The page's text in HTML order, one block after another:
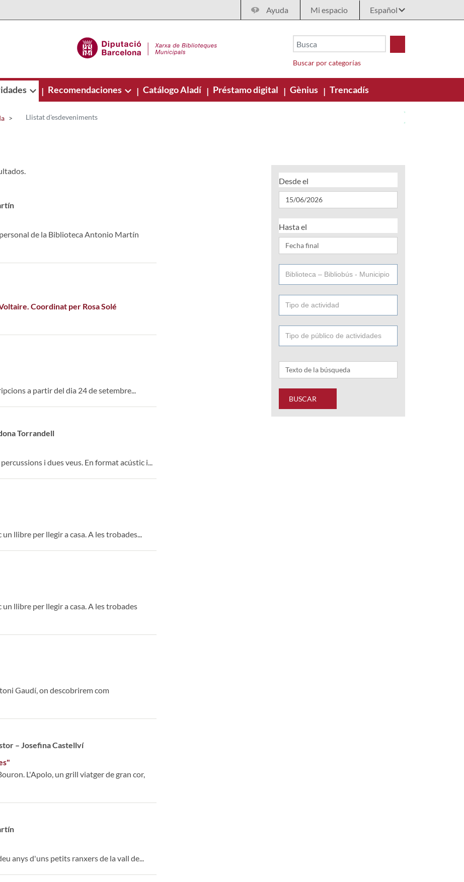
Ayuda Mi espacio
Buscar por categorías
| Recomendaciones | Catálogo Aladí | Préstamo digital | Gènius | Trencadís
Llistat d'esdeveniments
Desde el
Hasta el
BUSCAR
de la Biblioteca Antonio Martín
Coordinat per Rosa Solé
a partir del dia 24 de setembre...
Torrandell
i dues veus. En format acústic i...
llibre per llegir a casa. A les trobades...
llibre per llegir a casa. A les trobades
Gaudí, on descobrirem com
– Josefina Castellví
L'Apolo, un grill viatger de gran cor,
anys d'uns petits ranxers de la vall de...